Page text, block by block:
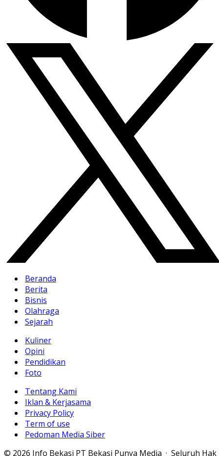
Beranda
Berita
Bisnis
Olahraga
Sejarah
Kuliner
Opini
Pendidikan
Foto
Tentang Kami
Iklan & Kerjasama
Privacy Policy
Term of use
Pedoman Media Siber
© 2026 Info Bekasi PT Bekasi Punya Media · Seluruh Hak